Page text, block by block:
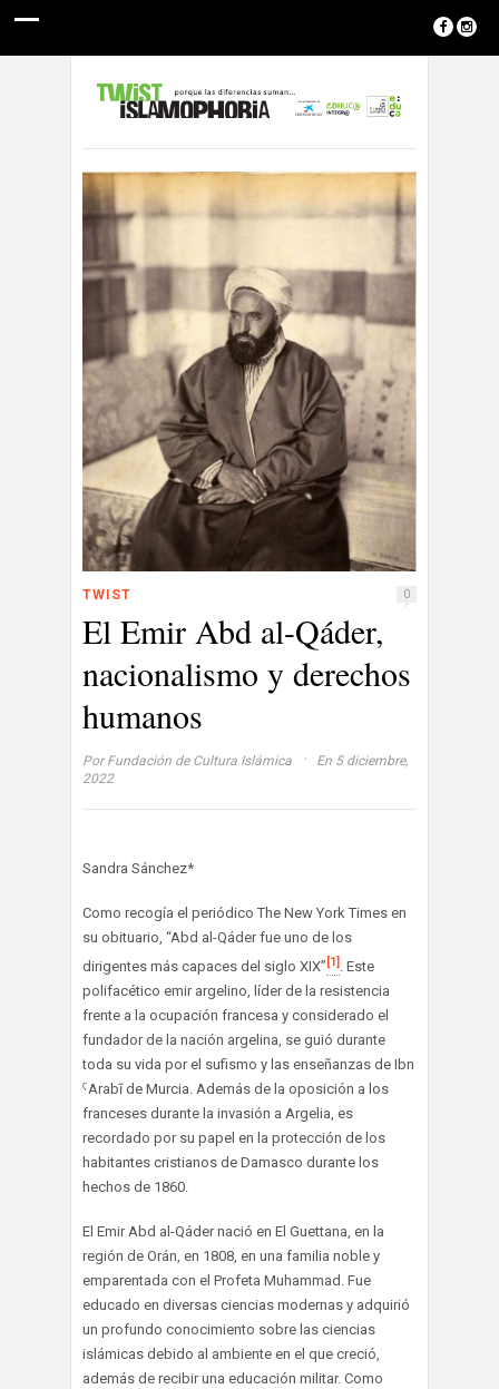
TWIST 0
El Emir Abd al-Qáder,
nacionalismo y derechos
humanos
Por Fundación de Cultura Islámica ·
En 5 diciembre,
2022
Sandra Sánchez*
Como recogía el periódico The New York Times en
su obituario, “Abd al-Qáder fue uno de los
dirigentes más capaces del siglo XIX” [1] . Este
polifacético emir argelino, líder de la resistencia
frente a la ocupación francesa y considerado el
fundador de la nación argelina, se guió durante
toda su vida por el sufismo y las enseñanzas de Ibn
ˁArabī de Murcia. Además de la oposición a los
franceses durante la invasión a Argelia, es
recordado por su papel en la protección de los
habitantes cristianos de Damasco durante los
hechos de 1860.
El Emir Abd al-Qáder nació en El Guettana, en la
región de Orán, en 1808, en una familia noble y
emparentada con el Profeta Muhammad. Fue
educado en diversas ciencias modernas y adquirió
un profundo conocimiento sobre las ciencias
islámicas debido al ambiente en el que creció,
además de recibir una educación militar. Como